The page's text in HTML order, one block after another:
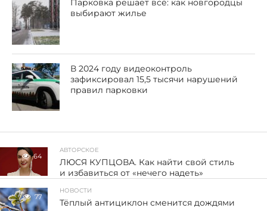
Парковка решает всё: как новгородцы
выбирают жилье
В 2024 году видеоконтроль
зафиксировал 15,5 тысячи нарушений
правил парковки
64
АВТОРСКОЕ
ЛЮСЯ КУПЦОВА. Как найти свой стиль
и избавиться от «нечего надеть»
77
НОВОСТИ
Тёплый антициклон сменится дождями